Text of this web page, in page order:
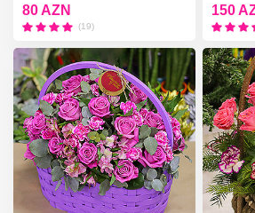
80 AZN
(19)
150